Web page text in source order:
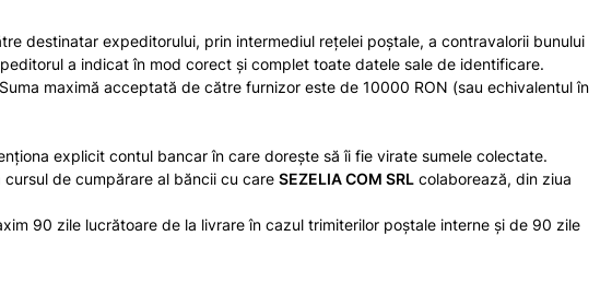
destinatar expeditorului, prin intermediul reţelei poştale, a contravalorii bunului
a indicat în mod corect şi complet toate datele sale de identificare.
maximă acceptată de către furnizor este de 10000 RON (sau echivalentul în
explicit contul bancar în care dorește să îi fie virate sumele colectate.
de cumpărare al băncii cu care SEZELIA COM SRL colaborează, din ziua
90 zile lucrătoare de la livrare în cazul trimiterilor poştale interne şi de 90 zile